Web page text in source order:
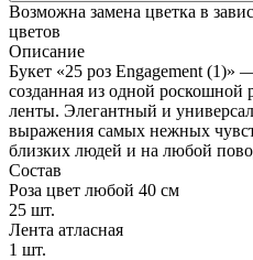
Возможна замена цветка в
цветов
Описание
Букет «25 роз Engagement (1)»
созданная из одной роскошной
ленты. Элегантный и
выражения самых нежных
близких людей и на любой
Состав
Роза цвет любой 40 см
25 шт.
Лента атласная
1 шт.